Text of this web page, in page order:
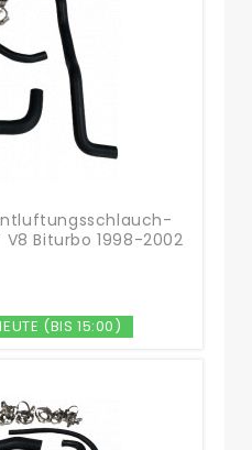
Biturbo 1998-2002
(BIS 15:00)